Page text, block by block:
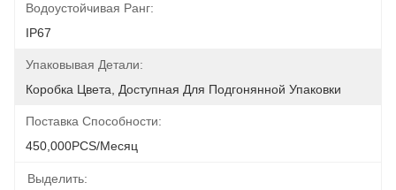
Водоустойчивая Ранг:
IP67
Упаковывая Детали:
Коробка Цвета, Доступная Для Подгонянной Упаковки
Поставка Способности:
450,000PCS/месяц
Выделить: